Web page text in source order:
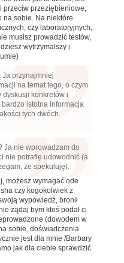
przeciw przeziębieniowe,
na sobie. Na niektóre
czy laboratoryjnych,
musisz prowadzić testów,
wytrzymalszy i
Ja przynajmniej
na temat tego, o czym
dyskusji konkretów i
istotna informacja
tych dwóch
Ja nie wprowadzam do
nie potrafię udowodnić (a
że spekuluję).
możesz wymagać ode
czy kogokolwiek z
wypowiedź, bronił
żądaj bym ktoś podał ci
(dowodem w
sobie, doświadczenia
jest dla mnie /Barbary
jak dla ciebie sprawdzić